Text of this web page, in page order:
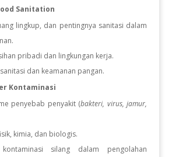
Sanitation
lingkup, dan pentingnya sanitasi dalam
pribadi dan lingkungan kerja.
dan keamanan pangan.
Kontaminasi
penyebab penyakit (bakteri, virus, jamur,
kimia, dan biologis.
kontaminasi silang dalam pengolahan